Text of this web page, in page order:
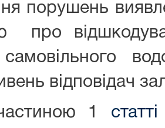
порушень
про
самовільного
відповідач
1